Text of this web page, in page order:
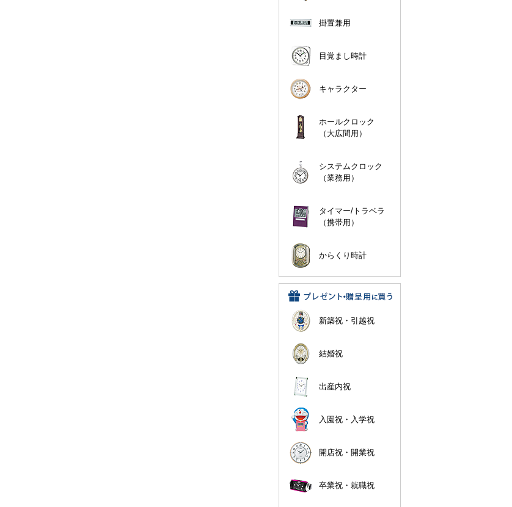
掛置兼用
目覚まし時計
キャラクター
ホールクロック
（大広間用）
システムクロック
（業務用）
タイマー/トラベラ
（携帯用）
からくり時計
新築祝・引越祝
結婚祝
出産内祝
入園祝・入学祝
開店祝・開業祝
卒業祝・就職祝